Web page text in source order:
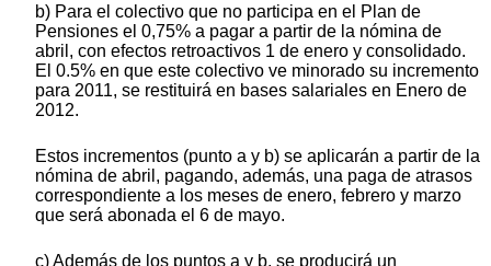
b) Para el colectivo que no participa en el Plan de
Pensiones el 0,75% a pagar a partir de la nómina de
abril, con efectos retroactivos 1 de enero y consolidado.
El 0.5% en que este colectivo ve minorado su incremento
para 2011, se restituirá en bases salariales en Enero de
2012.
Estos incrementos (punto a y b) se aplicarán a partir de la
nómina de abril, pagando, además, una paga de atrasos
correspondiente a los meses de enero, febrero y marzo
que será abonada el 6 de mayo.
c) Además de los puntos a y b, se producirá un